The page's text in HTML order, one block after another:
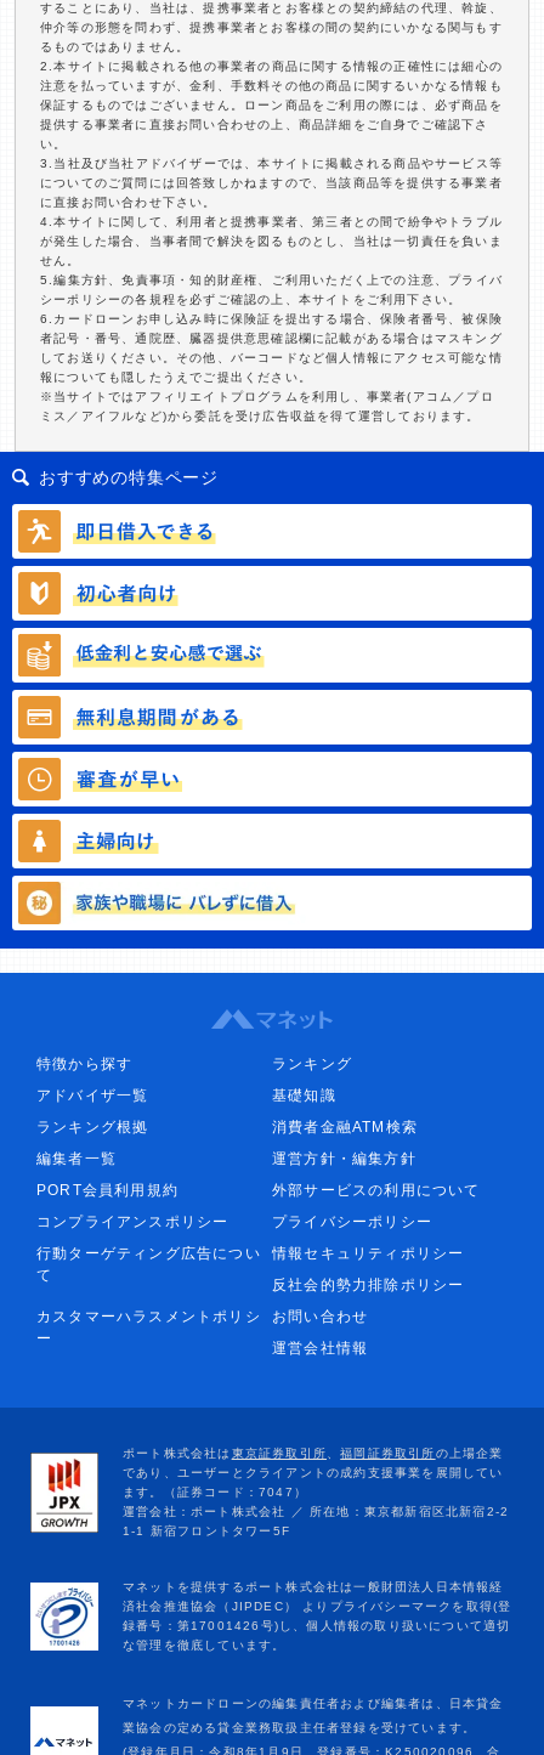
することにあり、当社は、提携事業者とお客様との契約締結の代理、斡旋、
仲介等の形態を問わず、提携事業者とお客様の間の契約にいかなる関与もす
るものではありません。
2.本サイトに掲載される他の事業者の商品に関する情報の正確性には細心の
注意を払っていますが、金利、手数料その他の商品に関するいかなる情報も
保証するものではございません。ローン商品をご利用の際には、必ず商品を
提供する事業者に直接お問い合わせの上、商品詳細をご自身でご確認下さ
い。
3.当社及び当社アドバイザーでは、本サイトに掲載される商品やサービス等
についてのご質問には回答致しかねますので、当該商品等を提供する事業者
に直接お問い合わせ下さい。
4.本サイトに関して、利用者と提携事業者、第三者との間で紛争やトラブル
が発生した場合、当事者間で解決を図るものとし、当社は一切責任を負いま
せん。
5.編集方針、免責事項・知的財産権、ご利用いただく上での注意、プライバ
シーポリシーの各規程を必ずご確認の上、本サイトをご利用下さい。
6.カードローンお申し込み時に保険証を提出する場合、保険者番号、被保険
者記号・番号、通院歴、臓器提供意思確認欄に記載がある場合はマスキング
してお送りください。その他、バーコードなど個人情報にアクセス可能な情
報についても隠したうえでご提出ください。
※当サイトではアフィリエイトプログラムを利用し、事業者(アコム／プロ
ミス／アイフルなど)から委託を受け広告収益を得て運営しております。
おすすめの特集ページ
特徴から探す
ランキング
アドバイザ一覧
基礎知識
ランキング根拠
消費者金融ATM検索
編集者一覧
運営方針・編集方針
PORT会員利用規約
外部サービスの利用について
コンプライアンスポリシー
プライバシーポリシー
行動ターゲティング広告につい
て
情報セキュリティポリシー
反社会的勢力排除ポリシー
カスタマーハラスメントポリシ
ー
お問い合わせ
運営会社情報
マネットカードローンの編集責任者および編集者は、日本貸金
業協会の定める貸金業務取扱主任者登録を受けています。
(登録年月日：令和8年1月9日、登録番号：K250020096、合